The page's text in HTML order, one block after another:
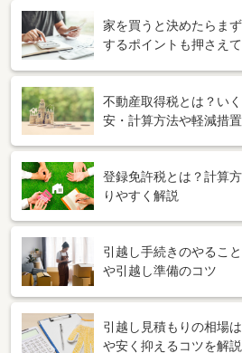
家を買うと決めたらま
するポイントも押さえ
不動産取得税とは？い
安・計算方法や軽減措
登録免許税とは？計算
りやすく解説
引越し手続きのやるこ
や引越し準備のコツ
引越し見積もりの相場
や安く抑えるコツを解説